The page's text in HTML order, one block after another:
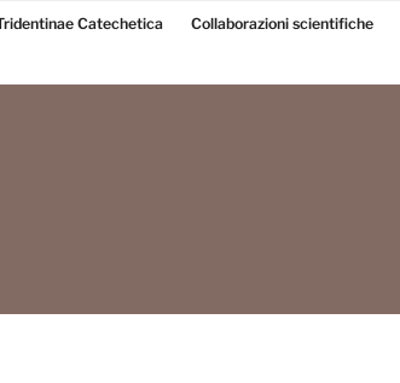
Catechetica Collaborazioni scientifiche